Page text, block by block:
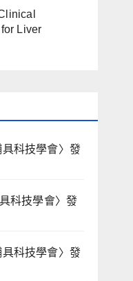
Liver
科技學會〉發
科技學會〉發
科技學會〉發